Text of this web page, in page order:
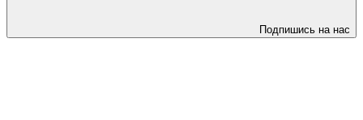
Подпишись на нас